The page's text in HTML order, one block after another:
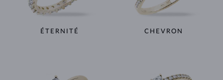
ÉTERNITÉ CHEVRON